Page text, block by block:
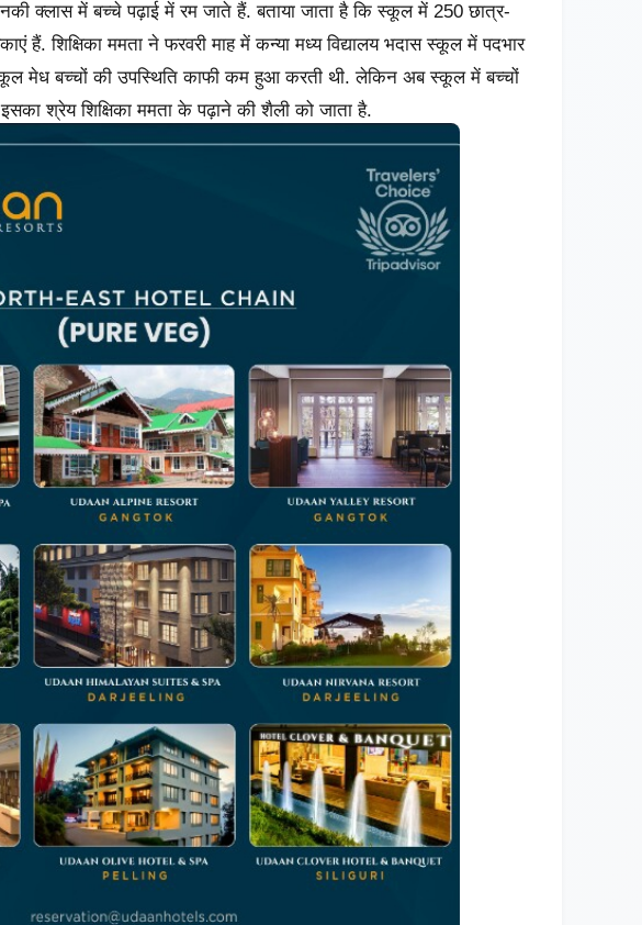
क्लास में बच्चे पढ़ाई में रम जाते हैं. बताया जाता है कि स्कूल में 250 छात्र-
हैं. शिक्षिका ममता ने फरवरी माह में कन्या मध्य विद्यालय भदास स्कूल में पदभार
मेध बच्चों की उपस्थिति काफी कम हुआ करती थी. लेकिन अब स्कूल में बच्चों
श्रेय शिक्षिका ममता के पढ़ाने की शैली को जाता है.